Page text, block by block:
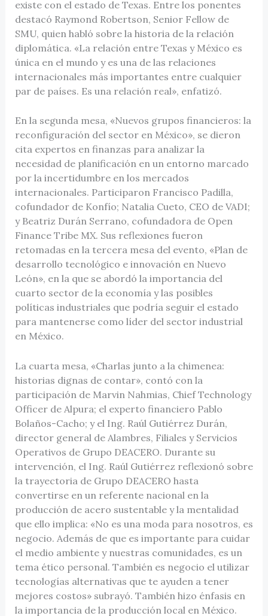
existe con el estado de Texas. Entre los ponentes
destacó Raymond Robertson, Senior Fellow de
SMU, quien habló sobre la historia de la relación
diplomática. «La relación entre Texas y México es
única en el mundo y es una de las relaciones
internacionales más importantes entre cualquier
par de países. Es una relación real», enfatizó.
En la segunda mesa, «Nuevos grupos financieros: la
reconfiguración del sector en México», se dieron
cita expertos en finanzas para analizar la
necesidad de planificación en un entorno marcado
por la incertidumbre en los mercados
internacionales. Participaron Francisco Padilla,
cofundador de Konfío; Natalia Cueto, CEO de VADI;
y Beatriz Durán Serrano, cofundadora de Open
Finance Tribe MX. Sus reflexiones fueron
retomadas en la tercera mesa del evento, «Plan de
desarrollo tecnológico e innovación en Nuevo
León», en la que se abordó la importancia del
cuarto sector de la economía y las posibles
políticas industriales que podría seguir el estado
para mantenerse como líder del sector industrial
en México.
La cuarta mesa, «Charlas junto a la chimenea:
historias dignas de contar», contó con la
participación de Marvin Nahmias, Chief Technology
Officer de Alpura; el experto financiero Pablo
Bolaños-Cacho; y el Ing. Raúl Gutiérrez Durán,
director general de Alambres, Filiales y Servicios
Operativos de Grupo DEACERO. Durante su
intervención, el Ing. Raúl Gutiérrez reflexionó sobre
la trayectoria de Grupo DEACERO hasta
convertirse en un referente nacional en la
producción de acero sustentable y la mentalidad
que ello implica: «No es una moda para nosotros, es
negocio. Además de que es importante para cuidar
el medio ambiente y nuestras comunidades, es un
tema ético personal. También es negocio el utilizar
tecnologías alternativas que te ayuden a tener
mejores costos» subrayó. También hizo énfasis en
la importancia de la producción local en México.